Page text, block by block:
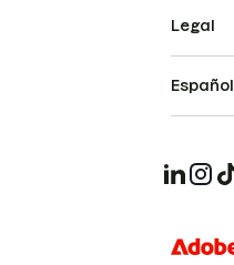
Legal
Español